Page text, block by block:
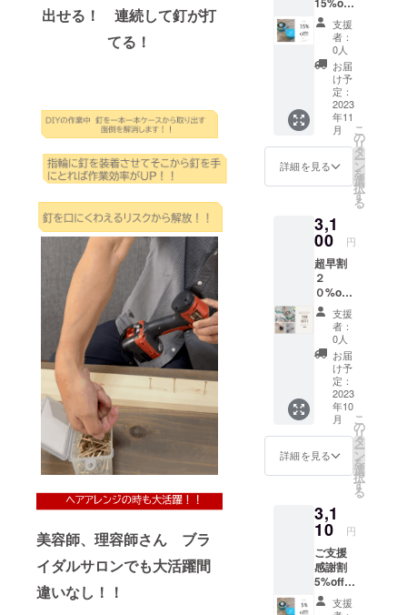
出せる！連続して釘が打
てる！
美容師、理容師さん ブラ
イダルサロンでも大活躍間
違いなし！！
トップクラ
スの個人売
り予算を持
ちながらも2
年連続達成
率平均１２
０％超え。
店長就任後
事業部１の
大型店年間
実績。
【受賞歴】
2023年
「女性が輝
く加古川市
ビジネスプ
ランコンテ
ファイナリ
スト選出
加古川商工
※今回のプロ
ジェクトに
は関係ござ
いません
【資格】
日本ファッ
でお届
けしま
す。 ※
リング
のカ
ラーと
飾り用
の「待
ち針１
本」や
「ミニ
釘１
ご選択
下さい
音琴
otokoto
「ring
」タイ
プA ×1
リング
ケース
3451円
（税込
送料
込）
→2970
込送料
込）の
特別価
格 定形
外郵便
でお届
けしま
す。 ※
リング
のカ
ラーと
飾り用
の「待
ち針１
本」や
「ミニ
釘１
ご選択
下さい
支援
者：
0人
お届
け予
定：
2023
年11
月
詳細を見る
こ
の
リ
タ
ー
ン
を
選
択
す
る
3,1
00 円
超早割
２
０%oFF
!! 音琴
otokoto
「ring
」リバ
ティー
プリン
トシ
リーズ
タイプA
×1 リン
グケー
ス×1*
3830円
送料
込）
→3100
円（税
込送料
込）の
特別価
支援
者：
0人
お届
け予
定：
2023
年10
月
詳細を見る
こ
の
リ
タ
ー
ン
を
選
択
す
る
3,1
10 円
ご支援
感謝割
5%off
音琴
otokoto
支援